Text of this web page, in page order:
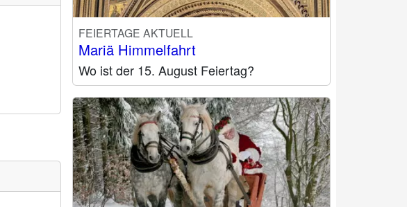
FEIERTAGE AKTUELL
Mariä Himmelfahrt
Wo ist der 15. August Feiertag?